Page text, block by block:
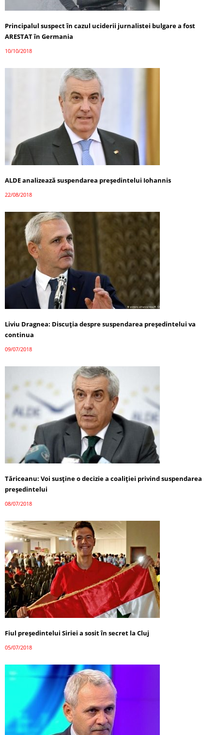
Principalul suspect în cazul uciderii jurnalistei bulgare a fost
ARESTAT în Germania
10/10/2018
ALDE analizează suspendarea președintelui Iohannis
22/08/2018
Liviu Dragnea: Discuţia despre suspendarea președintelui va
continua
09/07/2018
Tăriceanu: Voi susţine o decizie a coaliţiei privind suspendarea
președintelui
08/07/2018
Fiul preşedintelui Siriei a sosit în secret la Cluj
05/07/2018